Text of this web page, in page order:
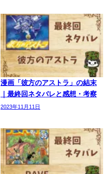
漫画「彼方のアストラ」の結末
｜最終回ネタバレと感想・考察
2023年11月11日